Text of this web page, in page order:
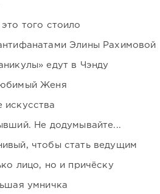
того стоило
Элины Рахимовой
едут в Чэнду
Женя
Не додумывайте...
чтобы стать ведущим
лицо, но и причёску
умничка